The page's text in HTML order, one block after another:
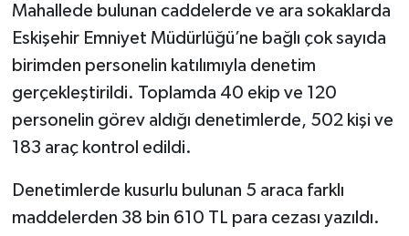
Mahallede bulunan caddelerde ve ara sokaklarda
Eskişehir Emniyet Müdürlüğü’ne bağlı çok sayıda
birimden personelin katılımıyla denetim
gerçekleştirildi. Toplamda 40 ekip ve 120
personelin görev aldığı denetimlerde, 502 kişi ve
183 araç kontrol edildi.
Denetimlerde kusurlu bulunan 5 araca farklı
maddelerden 38 bin 610 TL para cezası yazıldı.
Teknoloji
Yaşam
Yurttan